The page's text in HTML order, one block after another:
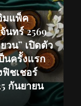
มแพ็ค
นทร์ 2569
วน” เปิดตัว
นครั้งแรก
ฟิชเชอร์
กันยายน